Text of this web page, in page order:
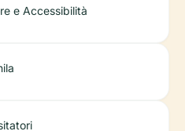
e Accessibilità